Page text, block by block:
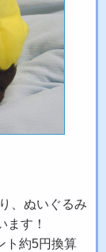
、ぬいぐるみ
ます！
ト約5円換算